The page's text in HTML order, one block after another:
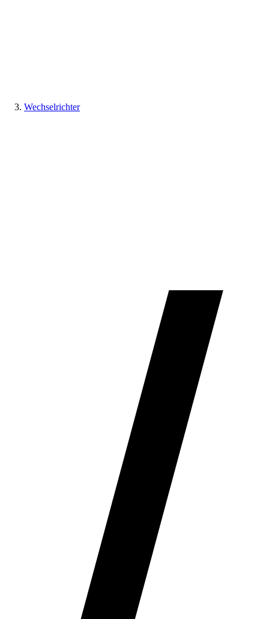
Wechselrichter